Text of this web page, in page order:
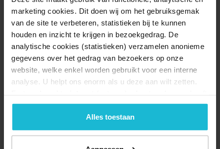
marketing cookies. Dit doen wij om het gebruiksgemak
van de site te verbeteren, statistieken bij te kunnen
houden en inzicht te krijgen in bezoekgedrag. De
analytische cookies (statistieken) verzamelen anonieme
gegevens over het gedrag van bezoekers op onze
website, welke enkel worden gebruikt voor een interne
analyse. U helpt ons enorm als u deze aan wilt zetten.
geen commerciële doelstelling. U kunt deze cookies via
de knoppen accepteren, beheren of weigeren.
Alles toestaan
De verborgen schatten van drie waterlinies
61.0 km